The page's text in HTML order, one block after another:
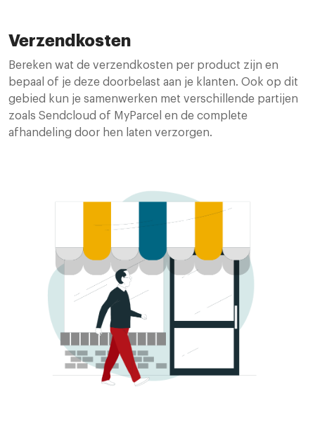
Verzendkosten
Bereken wat de verzendkosten per product zijn en
bepaal of je deze doorbelast aan je klanten. Ook op dit
gebied kun je samenwerken met verschillende partijen
zoals Sendcloud of MyParcel en de complete
afhandeling door hen laten verzorgen.